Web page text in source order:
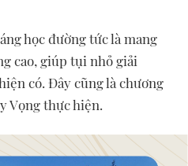
học đường tức là mang
cao, giúp tụi nhỏ giải
có. Đây cũng là chương
Vọng thực hiện.